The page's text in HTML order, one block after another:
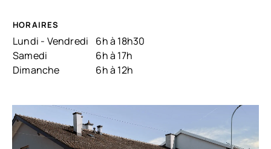
HORAIRES
Lundi - Vendredi
Samedi
Dimanche
6h à 18h30
6h à 17h
6h à 12h